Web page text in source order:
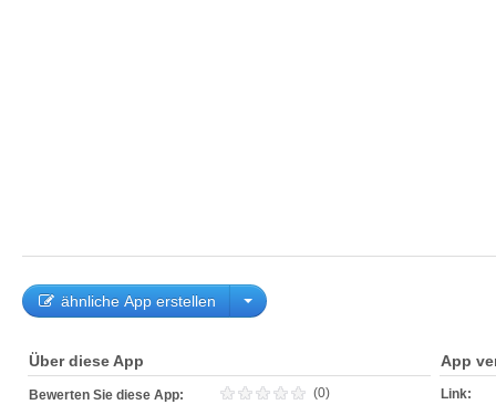
ähnliche App erstellen
Über diese App
Bewerten Sie diese App: (0)
App
Link: